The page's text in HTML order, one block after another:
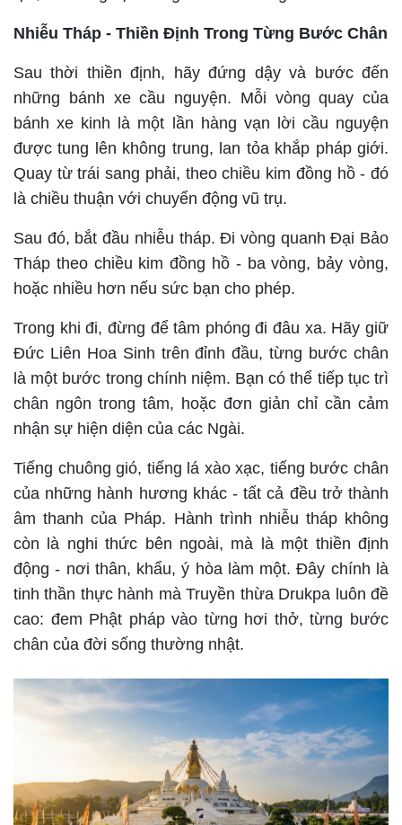
Nhiễu Tháp - Thiền Định Trong Từng Bước Chân
Sau thời thiền định, hãy đứng dậy và bước đến
những bánh xe cầu nguyện. Mỗi vòng quay của
bánh xe kinh là một lần hàng vạn lời cầu nguyện
được tung lên không trung, lan tỏa khắp pháp giới.
Quay từ trái sang phải, theo chiều kim đồng hồ - đó
là chiều thuận với chuyển động vũ trụ.
Sau đó, bắt đầu nhiễu tháp. Đi vòng quanh Đại Bảo
Tháp theo chiều kim đồng hồ - ba vòng, bảy vòng,
hoặc nhiều hơn nếu sức bạn cho phép.
Trong khi đi, đừng để tâm phóng đi đâu xa. Hãy giữ
Đức Liên Hoa Sinh trên đỉnh đầu, từng bước chân
là một bước trong chính niệm. Bạn có thể tiếp tục trì
chân ngôn trong tâm, hoặc đơn giản chỉ cần cảm
nhận sự hiện diện của các Ngài.
Tiếng chuông gió, tiếng lá xào xạc, tiếng bước chân
của những hành hương khác - tất cả đều trở thành
âm thanh của Pháp. Hành trình nhiễu tháp không
còn là nghi thức bên ngoài, mà là một thiền định
động - nơi thân, khẩu, ý hòa làm một. Đây chính là
tinh thần thực hành mà Truyền thừa Drukpa luôn đề
cao: đem Phật pháp vào từng hơi thở, từng bước
chân của đời sống thường nhật.